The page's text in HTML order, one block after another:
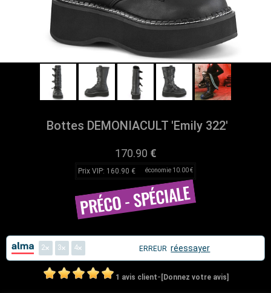
Bottes DEMONIACULT 'Emily 322'
170.90 €
Prix VIP: 160.90 € économie 10.00 €
2 3 4 ERREUR réessayer
1 avis client- [Donnez votre avis]